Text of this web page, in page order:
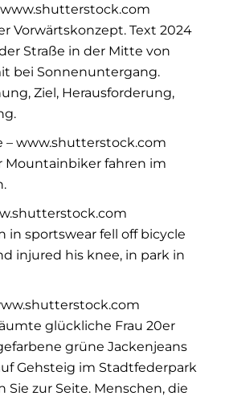
Vorwärtskonzept. Text 2024
Straße in der Mitte von
bei Sonnenuntergang.
Ziel, Herausforderung,
– www.shutterstock.com
fahren im
in sportswear fell off bicycle
injured his knee, in park in
glückliche Frau 20er
grüne Jackenjeans
Gehsteig im Stadtfederpark
Sie zur Seite. Menschen, die